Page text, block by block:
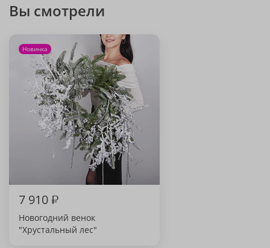
Вы смотрели
Новинка
7 910₽
Новогодний венок
"Хрустальный лес"